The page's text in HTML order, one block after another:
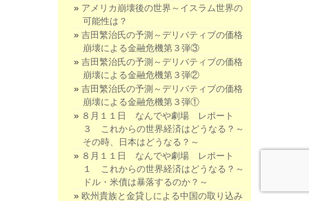
アメリカ崩壊後の世界～イスラム世界の
可能性は？
吉田繁治氏の予測～デリバティブの価格
崩壊による金融危機第３弾③
吉田繁治氏の予測～デリバティブの価格
崩壊による金融危機第３弾②
吉田繁治氏の予測～デリバティブの価格
崩壊による金融危機第３弾①
８月１１日 なんでや劇場 レポート
３ これからの世界経済はどうなる？～
その時、日本はどうなる？～
８月１１日 なんでや劇場 レポート
１ これからの世界経済はどうなる？～
ドル・米債は暴落するのか？～
欧州貴族と金貸しによる中国の取り込み